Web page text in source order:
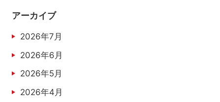
アーカイブ
2026年7月
2026年6月
2026年5月
2026年4月